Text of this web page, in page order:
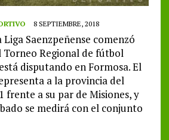
8 SEPTIEMBRE, 2018
Saenzpeñense comenzó
Torneo Regional de fútbol
disputando en Formosa. El
a la provincia del
frente a su par de Misiones, y
se medirá con el conjunto